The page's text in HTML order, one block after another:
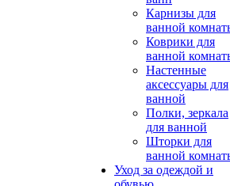
Карнизы для
ванной
Коврики для
ванной
Настенные
аксессуары для
ванной
Полки, зеркала
для ванной
Шторки для
ванной
Уход за одеждой и